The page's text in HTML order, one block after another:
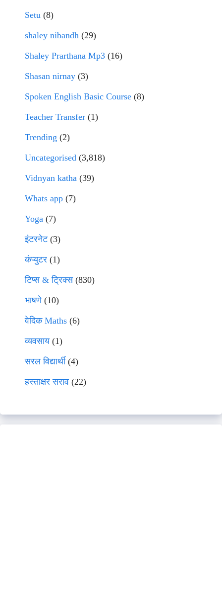
Setu (8)
shaley nibandh (29)
Shaley Prarthana Mp3 (16)
Shasan nirnay (3)
Spoken English Basic Course (8)
Teacher Transfer (1)
Trending (2)
Uncategorised (3,818)
Vidnyan katha (39)
Whats app (7)
Yoga (7)
इंटरनेट(3)
कंप्युटर (1)
टिप्स & ट्रिक्स(830)
भाषणे(10)
वेदिक Maths (6)
व्यवसाय(1)
सरल विद्यार्थी(4)
हस्ताक्षर सराव (22)